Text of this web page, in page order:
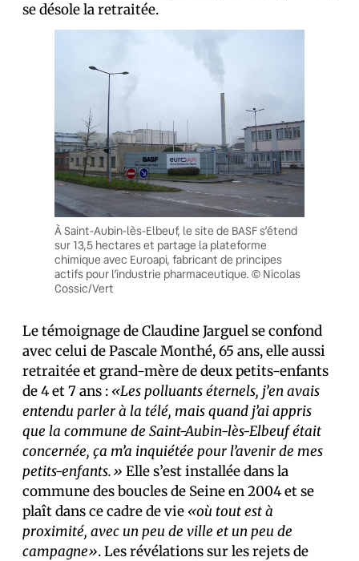
se désole la retraitée.
À Saint-Aubin-lès-Elbeuf, le site de BASF s’étend
sur 13,5 hectares et partage la plateforme
chimique avec Euroapi, fabricant de principes
actifs pour l’industrie pharmaceutique. © Nicolas
Cossic/Vert
Le témoignage de Claudine Jarguel se confond
avec celui de Pascale Monthé, 65 ans, elle aussi
retraitée et grand-mère de deux petits-enfants
de 4 et 7 ans : «Les polluants éternels, j’en avais
entendu parler à la télé, mais quand j’ai appris
que la commune de Saint-Aubin-lès-Elbeuf était
concernée, ça m’a inquiétée pour l’avenir de mes
petits-enfants.» Elle s’est installée dans la
commune des boucles de Seine en 2004 et se
plaît dans ce cadre de vie «où tout est à
proximité, avec un peu de ville et un peu de
campagne». Les révélations sur les rejets de